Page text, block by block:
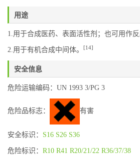
用途
1.用于合成医药、表面活性剂；也可用作反
2.用于有机合成中间体。 [14]
安全信息
危险运输编码：UN 1993 3/PG 3
危险品标志： 有害
安全标识： S16 S26 S36
危险标识： R10 R41 R20/21/22 R36/37/38